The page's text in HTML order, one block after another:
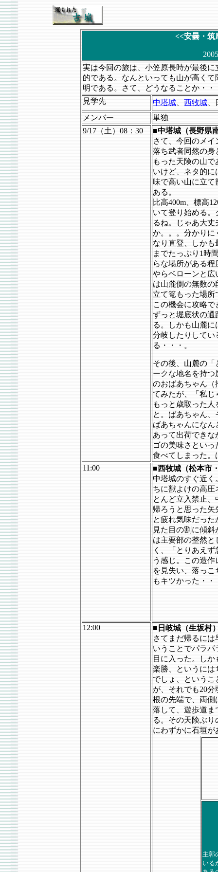
<<安曇・筑
実は今回の旅は、小笠原長時が最後
的である。なんといっても山が高く
明である。さて、どうなることか・・
見学先
中塔城 西牧城
メンバー
単独
9/17（土）08：30
■中塔城（長野県
さて、今回のメ
落ち武者同然の身
もった天険の山
いけど、ネタ的
味で高い山に立
ある。
比高400m、標高
いて登り始める
るね。じゃあ大
か。。。分かりに
なり直登、しか
までたっぷり1時
らな場所がある
やらベローンと広
は山麓側の無数
立て篭もった場
この機会に攻略
ずっと堀底状の通
る。しかも山麓
分岐したりしてい
る・・・。
その後、山麓の
ークな地名を持
のおばあちゃん（
てみたが、「私じ
もっと歳取った
と。ばあちゃん
ばあちゃんにな
あって出荷でき
ゴの美味さとい
食べてしまった。
11:00
■西牧城（松本市
中塔城のすぐ近く
ちに獣よけの高
とんど立入禁止
帰ろうと思った
と疲れ気味だった
見た目の割に傾
は主要部の整然
く、「とりあえ
う感じ。この造
を見失い、落っ
もキツかった・・
12:00
■日岐城（生坂村
さてまだ帰るに
いうことでパラパ
目に入った。し
楽勝、というには
でしょ、という
が、それでも20
根の先端で、両側
落して、遊歩道ま
る。その天険ぶ
にわずかに石垣
主郭
いる